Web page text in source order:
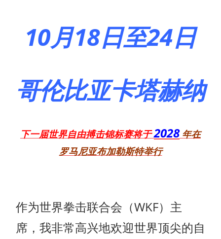
10月18日至24日
哥伦比亚卡塔赫纳
下一届世界自由搏击锦标赛将于2028 年在
罗马尼亚布加勒斯特举行
作为世界拳击联合会（WKF）主
席，我非常高兴地欢迎世界顶尖的自